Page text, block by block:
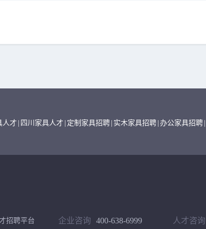
人才 四川家具人才 定制家具招聘 实木家具招聘 办公家具招聘
招聘平台 企业咨询 400-638-6999 人才咨询